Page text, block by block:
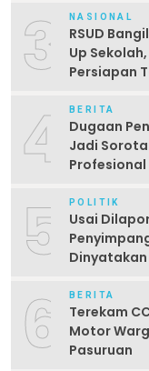
3 NASIONAL
RSUD
Up
Persiapan
4 BERITA
Dugaan
Jadi
Profesional
5 POLITIK
Usai
Dinyatakan
6 BERITA
Terekam
Motor
Pasuruan